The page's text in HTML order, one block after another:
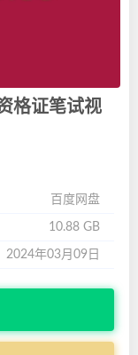
格证笔试视
百度网盘
10.88 GB
2024年03月09日